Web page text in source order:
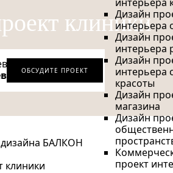
Дизайн
интерьера
Дизайн
интерьера
Дизайн
интерьера
красоты
Дизайн
магазина
Дизайн
проект
клиники
ОБСУДИТЕ ПРОЕКТ
дизайна БАЛКОН
клиники